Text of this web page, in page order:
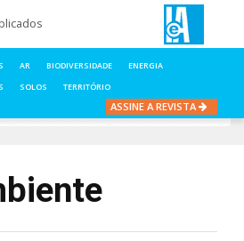
AR BIODIVERSIDADE
ENERGIA
SOLOS TERRITÓRIO
ASSINE A REVISTA
IOT E AMBIENTE